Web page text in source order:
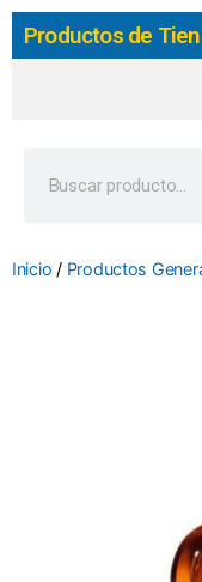
Productos de
Inicio / Productos